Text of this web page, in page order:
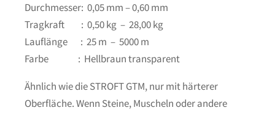
Durchmesser: 0,05 mm – 0,60 mm
Tragkraft : 0,50 kg – 28,00 kg
Lauflänge : 25 m – 5000 m
Farbe : Hellbraun transparent
Ähnlich wie die STROFT GTM, nur mit härterer
Oberfläche. Wenn Steine, Muscheln oder andere